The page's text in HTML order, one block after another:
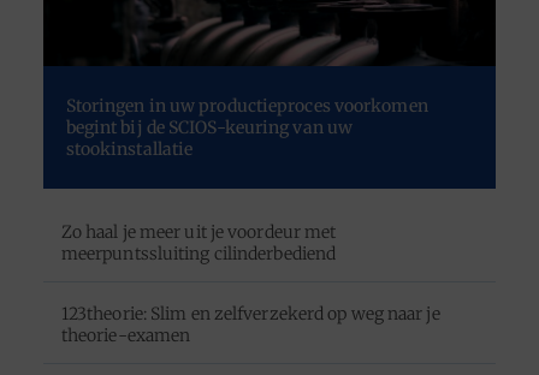
Storingen in uw productieproces voorkomen
begint bij de SCIOS-keuring van uw
stookinstallatie
Zo haal je meer uit je voordeur met
meerpuntssluiting cilinderbediend
123theorie: Slim en zelfverzekerd op weg naar je
theorie-examen